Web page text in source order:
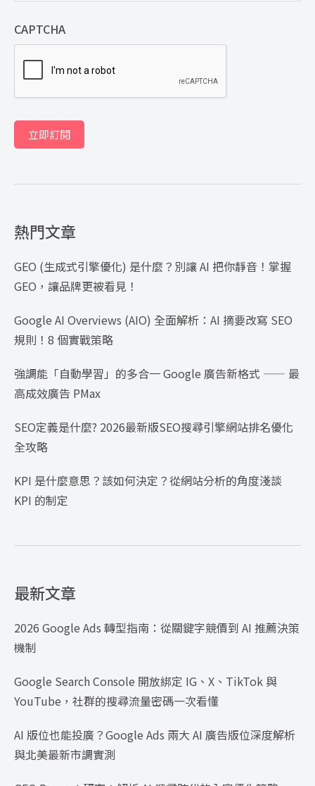
CAPTCHA
立即訂閱
熱門文章
GEO (生成式引擎優化) 是什麼？別讓 AI 把你靜音！掌握
GEO，讓品牌更被看見！
Google AI Overviews (AIO) 全面解析：AI 摘要改寫 SEO
規則！8 個實戰策略
強調能「自動學習」的多合一 Google 廣告新格式 —— 最
高成效廣告 PMax
SEO定義是什麼? 2026最新版SEO搜尋引擎網站排名優化
全攻略
KPI 是什麼意思？該如何決定？從網站分析的角度淺談
KPI 的制定
最新文章
2026 Google Ads 轉型指南：從關鍵字競價到 AI 推薦決策
機制
Google Search Console 開放綁定 IG、X、TikTok 與
YouTube，社群的搜尋流量密碼一次看懂
AI 版位也能投廣？Google Ads 兩大 AI 廣告版位深度解析
與北美最新市調實測